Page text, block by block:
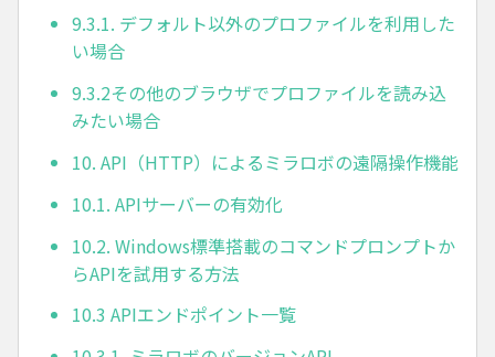
9.3.1. デフォルト以外のプロファイルを利用した
い場合
9.3.2その他のブラウザでプロファイルを読み込
みたい場合
10. API（HTTP）によるミラロボの遠隔操作機能
10.1. APIサーバーの有効化
10.2. Windows標準搭載のコマンドプロンプトか
らAPIを試用する方法
10.3 APIエンドポイント一覧